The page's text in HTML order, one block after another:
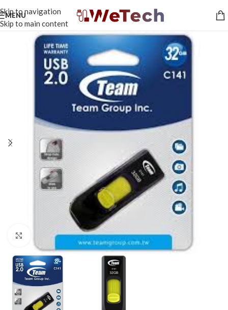
Skip to navigation
Skip to main content
MENU
Click to enlarge